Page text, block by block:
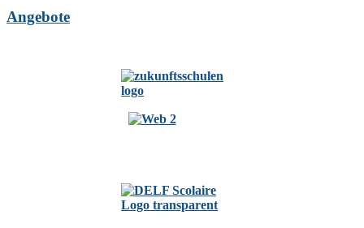
Angebote